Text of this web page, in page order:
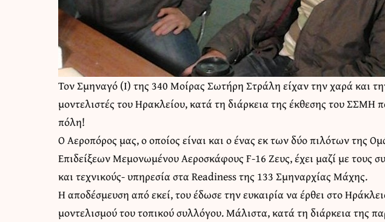
Τον Σμηναγό (Ι) της 340 Μοίρας Σωτήρη Στράλη είχαν την χαρά και
μοντελιστές του Ηρακλείου, κατά τη διάρκεια της έκθεσης του ΣΣΜΗ
πόλη!
Ο Αεροπόρος μας, ο οποίος είναι και ο ένας εκ των δύο πιλότων της
Επιδείξεων Μεμονωμένου Αεροσκάφους F-16 Ζευς, έχει μαζί με τους
και τεχνικούς- υπηρεσία στα Readiness της 133 Σμηναρχίας Μάχης.
Η αποδέσμευση από εκεί, του έδωσε την ευκαιρία να έρθει στο
μοντελισμού του τοπικού συλλόγου. Μάλιστα, κατά τη διάρκεια της